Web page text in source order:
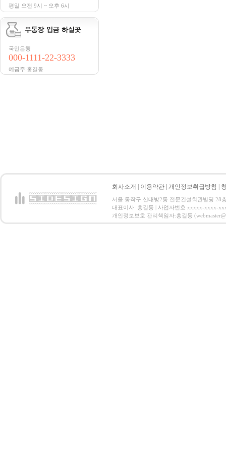
평일 오전 9시 ~ 오후 6시
국민은행
000-1111-22-3333
예금주:홍길동
회사소개 이용약관 개인정보취급방침
서울 동작구 신대방2동 전문건설회관빌딩 28
대표이사: 홍길동 | 사업자번호 xxxxx-xxxx-
개인정보보호 관리책임자:홍길동